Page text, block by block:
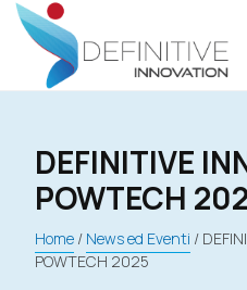
Skip
content
DEFINITIVE
POWTECH
Home / News ed Eventi /
POWTECH 2025